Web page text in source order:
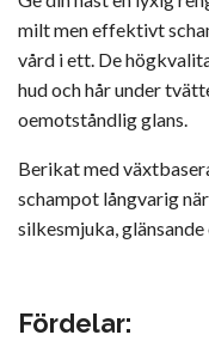
milt men effektivt
vård i ett. De
hud och hår under
oemotståndlig glans.
Berikat med
schampot långvarig
silkesmjuka,
Fördelar: